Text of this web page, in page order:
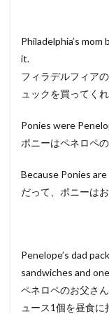
Philadelphia’s
it.
フィラデルフィア
ュックを買ってくれ
Ponies were
ポニーはペネロペ
Because Ponies
だって、ポニーは
Penelope’s dad
sandwiches and
ペネロペのお父さ
ュース1個を昼食に